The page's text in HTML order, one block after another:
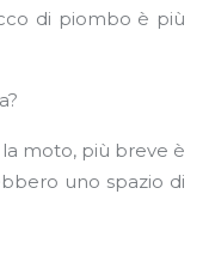
di piombo è più
moto, più breve è
uno spazio di